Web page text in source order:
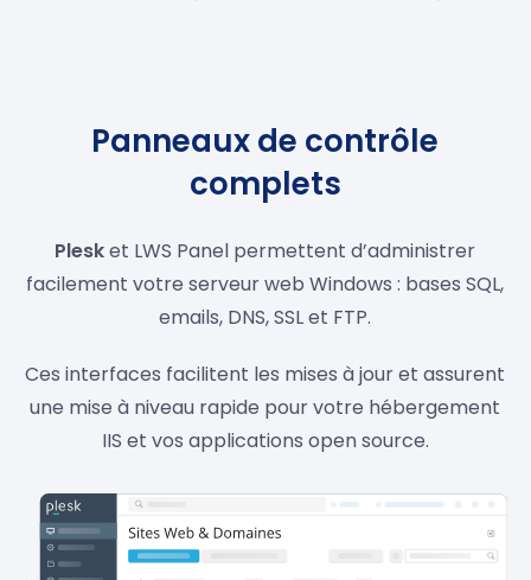
Panneaux de contrôle
complets
Plesket LWS Panel permettent d’administrer
facilement votre serveur web Windows : bases SQL,
emails, DNS, SSL et FTP.
Ces interfaces facilitent les mises à jour et assurent
une mise à niveau rapide pour votre hébergement
IIS et vos applications open source.